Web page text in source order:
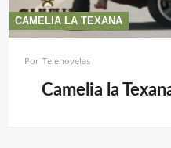
CAMELIA LA TEXANA
Por Telenovelas
Camelia la